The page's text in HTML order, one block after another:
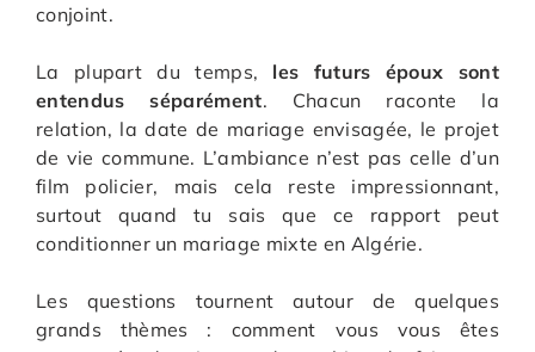
conjoint.
La plupart du temps, les futurs époux sont
entendus séparément. Chacun raconte la
relation, la date de mariage envisagée, le projet
de vie commune. L’ambiance n’est pas celle d’un
film policier, mais cela reste impressionnant,
surtout quand tu sais que ce rapport peut
conditionner un mariage mixte en Algérie.
Les questions tournent autour de quelques
grands thèmes : comment vous vous êtes